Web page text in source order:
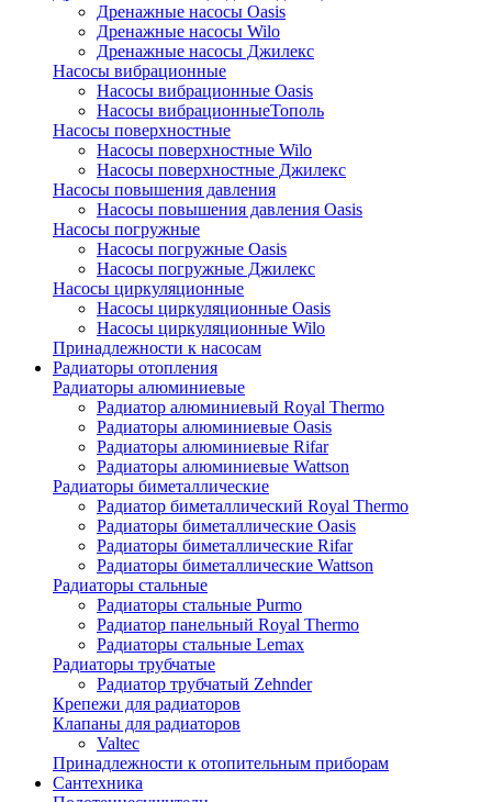
Дренажные насосы Oasis
Дренажные насосы Wilo
Дренажные насосы Джилекс
Насосы вибрационные
Насосы вибрационные Oasis
Насосы вибрационныеТополь
Насосы поверхностные
Насосы поверхностные Wilo
Насосы поверхностные Джилекс
Насосы повышения давления
Насосы повышения давления Oasis
Насосы погружные
Насосы погружные Oasis
Насосы погружные Джилекс
Насосы циркуляционные
Насосы циркуляционные Oasis
Насосы циркуляционные Wilo
Принадлежности к насосам
Радиаторы отопления
Радиаторы алюминиевые
Радиатор алюминиевый Royal Thermo
Радиаторы алюминиевые Oasis
Радиаторы алюминиевые Rifar
Радиаторы алюминиевые Wattson
Радиаторы биметаллические
Радиатор биметаллический Royal Thermo
Радиаторы биметаллические Oasis
Радиаторы биметаллические Rifar
Радиаторы биметаллические Wattson
Радиаторы стальные
Радиаторы стальные Purmo
Радиатор панельный Royal Thermo
Радиаторы стальные Lemax
Радиаторы трубчатые
Радиатор трубчатый Zehnder
Крепежи для радиаторов
Клапаны для радиаторов
Valtec
Принадлежности к отопительным приборам
Сантехника